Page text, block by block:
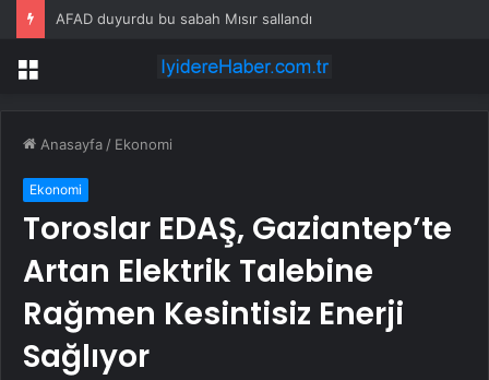
AFAD duyurdu bu sabah Mısır sallandı
Menü
Anasayfa / Ekonomi
Ekonomi
Toroslar EDAŞ, Gaziantep’te
Artan Elektrik Talebine
Rağmen Kesintisiz Enerji
Sağlıyor